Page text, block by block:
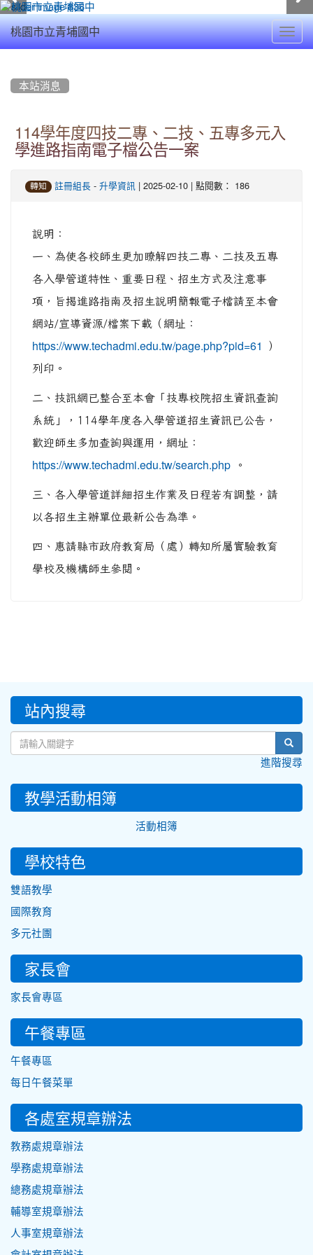
桃園市立青埔國中
本站消息
114學年度四技二專、二技、五專多元入
學進路指南電子檔公告一案
轉知 註冊組長 - 升學資訊 | 2025-02-10 | 點閱數： 186
說明：
一、為使各校師生更加瞭解四技二專、二技及五專
各入學管道特性、重要日程、招生方式及注意事
項，旨揭進路指南及招生說明簡報電子檔請至本會
網站/宣導資源/檔案下載（網址：
https://www.techadmi.edu.tw/page.php?pid=61
）
列印。
二、技訊網已整合至本會「技專校院招生資訊查詢
系統」，114學年度各入學管道招生資訊已公告，
歡迎師生多加查詢與運用，網址：
https://www.techadmi.edu.tw/search.php 。
三、各入學管道詳細招生作業及日程若有調整，請
以各招生主辦單位最新公告為準。
四、惠請縣市政府教育局（處）轉知所屬實驗教育
學校及機構師生參閱。
::: 站內搜尋
進階搜尋
教學活動相簿
活動相簿
學校特色
雙語教學
國際教育
多元社團
家長會
家長會專區
午餐專區
午餐專區
每日午餐菜單
各處室規章辦法
教務處規章辦法
學務處規章辦法
總務處規章辦法
輔導室規章辦法
人事室規章辦法